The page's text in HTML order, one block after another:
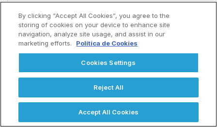
Faith Sultan Mehmet Vakif Üniversitesi
HAS University of Applied Sciences
Hochschule Fresenius
Higher School of Economics and Computer Science in
By clicking “Accept All Cookies”, you agree to the
storing of cookies on your device to enhance site
navigation, analyze site usage, and assist in our
marketing efforts.
Política de Cookies
Cookies Settings
Reject All
Accept All Cookies